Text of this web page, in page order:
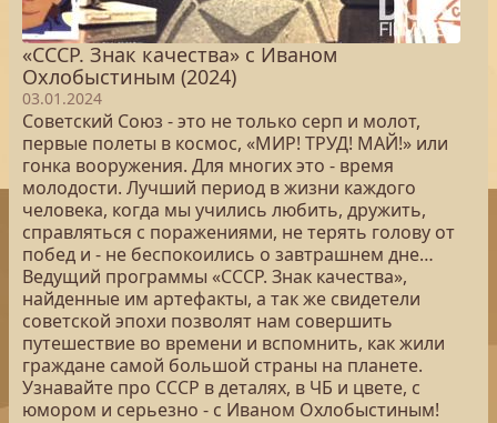
«СССР. Знак качества» с Иваном
Охлобыстиным (2024)
03.01.2024
Советский Союз - это не только серп и молот,
первые полеты в космос, «МИР! ТРУД! МАЙ!» или
гонка вооружения. Для многих это - время
молодости. Лучший период в жизни каждого
человека, когда мы учились любить, дружить,
справляться с поражениями, не терять голову от
побед и - не беспокоились о завтрашнем дне…
Ведущий программы «СССР. Знак качества»,
найденные им артефакты, а так же свидетели
советской эпохи позволят нам совершить
путешествие во времени и вспомнить, как жили
граждане самой большой страны на планете.
Узнавайте про СССР в деталях, в ЧБ и цвете, с
юмором и серьезно - с Иваном Охлобыстиным!